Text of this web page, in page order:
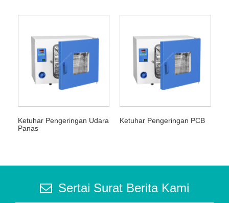
Ketuhar Pengeringan Udara
Panas
Ketuhar Pengeringan PCB
Sertai Surat Berita Kami